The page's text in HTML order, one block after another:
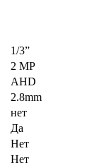
1/3”
2 MP
AHD
2.8mm
нет
Да
Нет
Нет